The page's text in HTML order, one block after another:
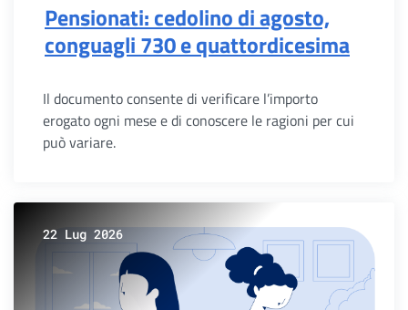
Pensionati: cedolino di agosto,
conguagli 730 e quattordicesima
Il documento consente di verificare l’importo
erogato ogni mese e di conoscere le ragioni per cui
può variare.
22 Lug 2026